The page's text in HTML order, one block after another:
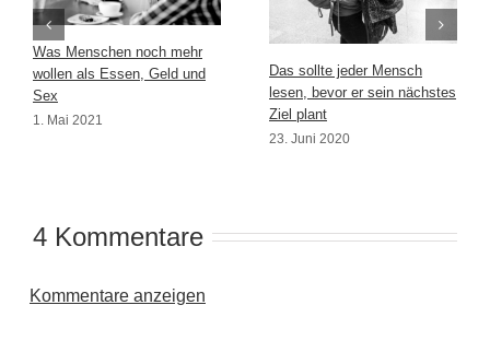
Was Menschen noch mehr
wollen als Essen, Geld und
Sex
1. Mai 2021
Das sollte jeder Mensch
lesen, bevor er sein nächstes
Ziel plant
23. Juni 2020
4 Kommentare
Kommentare anzeigen